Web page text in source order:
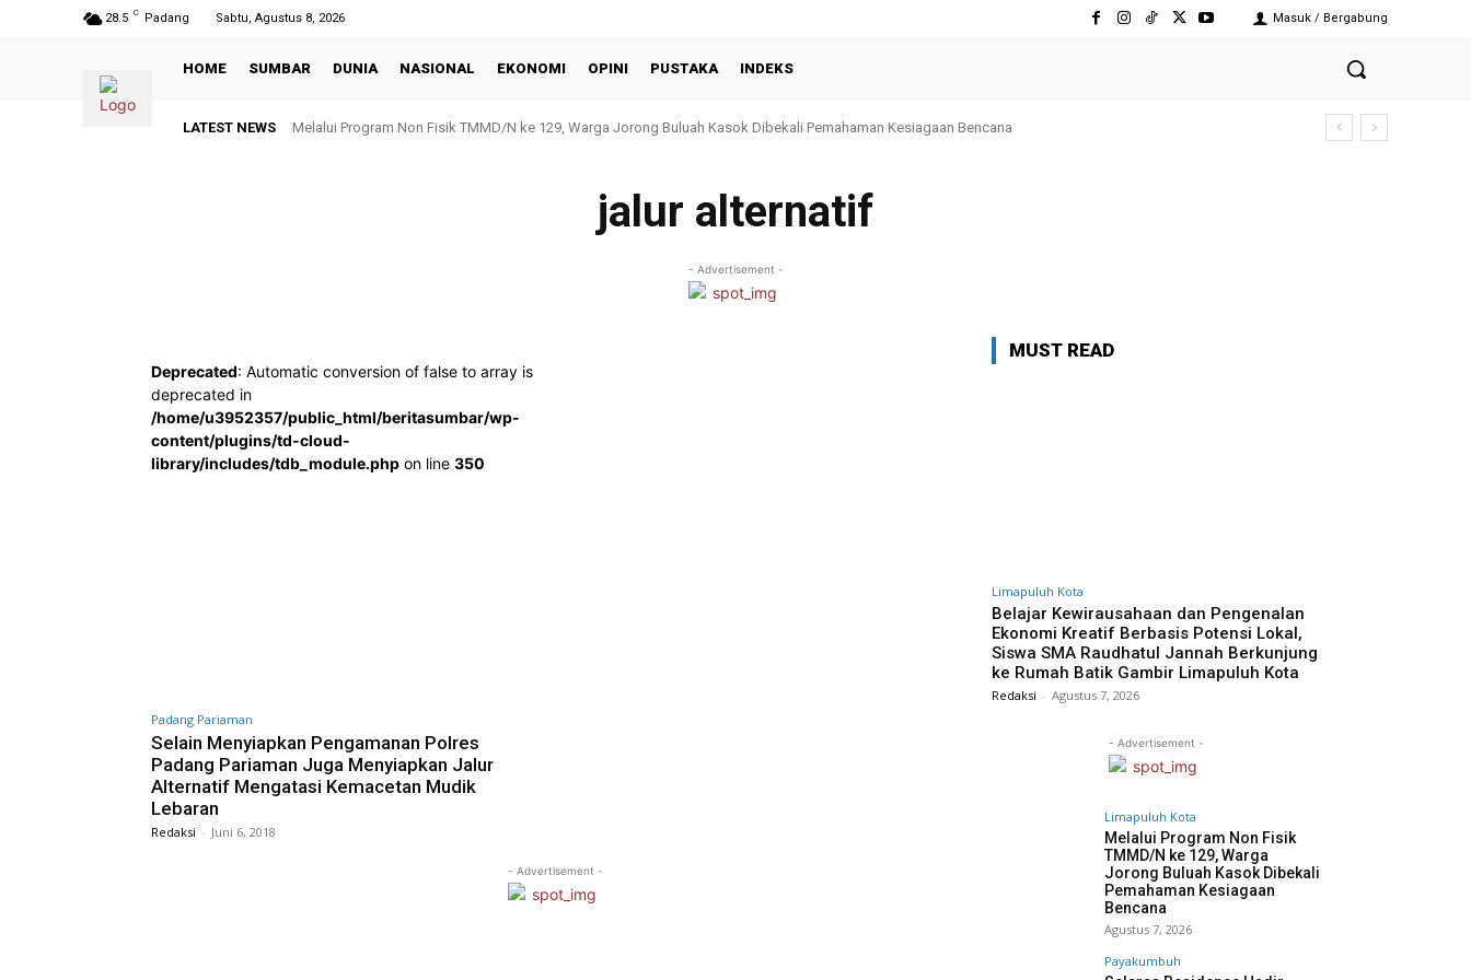
28.5 C Padang Sabtu, Agustus 8, 2026 Masuk / Bergabung
HOME SUMBAR DUNIA NASIONAL EKONOMI OPINI PUSTAKA INDEKS
LATEST NEWS Melalui Program Non Fisik TMMD/N ke 129, Warga Jorong Buluah Kasok Dibekali Pemahaman Kesiagaan Bencana
jalur alternatif
- Advertisement -
Deprecated: Automatic conversion of false to array is
deprecated in
/home/u3952357/public_html/beritasumbar/wp-
content/plugins/td-cloud-
library/includes/tdb_module.php on line 350
Padang Pariaman
Selain Menyiapkan Pengamanan Polres
Padang Pariaman Juga Menyiapkan Jalur
Alternatif Mengatasi Kemacetan Mudik
Lebaran
Redaksi - Juni 6, 2018
- Advertisement -
MUST READ
Limapuluh Kota
Belajar Kewirausahaan dan Pengenalan
Ekonomi Kreatif Berbasis Potensi Lokal,
Siswa SMA Raudhatul Jannah Berkunjung
ke Rumah Batik Gambir Limapuluh Kota
Redaksi - Agustus 7, 2026
- Advertisement -
Limapuluh Kota
Melalui Program Non Fisik
TMMD/N ke 129, Warga
Jorong Buluah Kasok Dibekali
Pemahaman Kesiagaan
Bencana
Agustus 7, 2026
Payakumbuh